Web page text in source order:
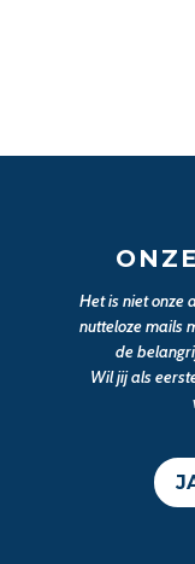
Het is niet onze
nutteloze mails
de
Wil jij als